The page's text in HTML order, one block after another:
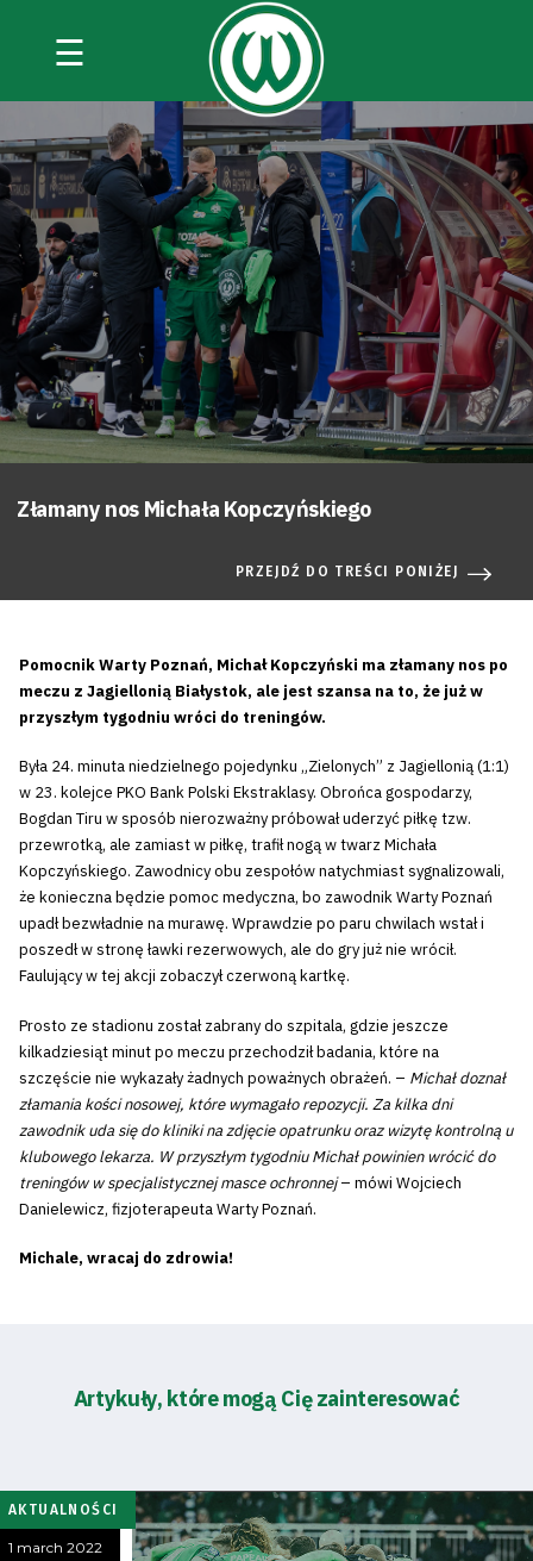
☰
Złamany nos Michała Kopczyńskiego
PRZEJDŹ DO TREŚCI PONIŻEJ
Pomocnik Warty Poznań, Michał Kopczyński ma złamany nos po
meczu z Jagiellonią Białystok, ale jest szansa na to, że już w
przyszłym tygodniu wróci do treningów.
Była 24. minuta niedzielnego pojedynku „Zielonych” z Jagiellonią (1:1)
w 23. kolejce PKO Bank Polski Ekstraklasy. Obrońca gospodarzy,
Bogdan Tiru w sposób nierozważny próbował uderzyć piłkę tzw.
przewrotką, ale zamiast w piłkę, trafił nogą w twarz Michała
Kopczyńskiego. Zawodnicy obu zespołów natychmiast sygnalizowali,
że konieczna będzie pomoc medyczna, bo zawodnik Warty Poznań
upadł bezwładnie na murawę. Wprawdzie po paru chwilach wstał i
poszedł w stronę ławki rezerwowych, ale do gry już nie wrócił.
Faulujący w tej akcji zobaczył czerwoną kartkę.
Prosto ze stadionu został zabrany do szpitala, gdzie jeszcze
kilkadziesiąt minut po meczu przechodził badania, które na
szczęście nie wykazały żadnych poważnych obrażeń. – Michał doznał
złamania kości nosowej, które wymagało repozycji. Za kilka dni
zawodnik uda się do kliniki na zdjęcie opatrunku oraz wizytę kontrolną u
klubowego lekarza. W przyszłym tygodniu Michał powinien wrócić do
treningów w specjalistycznej masce ochronnej– mówi Wojciech
Danielewicz, fizjoterapeuta Warty Poznań.
Michale, wracaj do zdrowia!
Artykuły, które mogą Cię zainteresować
AKTUALNOŚCI
1 march 2022